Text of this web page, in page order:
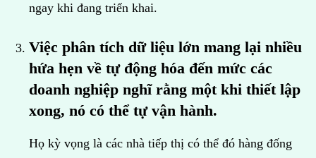
ngay khi đang triển khai.
Việc phân tích dữ liệu lớn mang lại nhiều
hứa hẹn về tự động hóa đến mức các
doanh nghiệp nghĩ rằng một khi thiết lập
xong, nó có thể tự vận hành.
Họ kỳ vọng là các nhà tiếp thị có thể đó hàng đống